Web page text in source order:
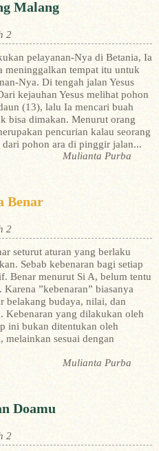
Malang
2
pelayanan-Nya di Betania, Ia
meninggalkan tempat itu untuk
Nya. Di tengah jalan Yesus
kejauhan Yesus melihat pohon
(13), lalu Ia mencari buah
bisa dimakan. Menurut orang
pencurian kalau seorang
pohon ara di pinggir jalan...
Mulianta Purba
Benar
2
seturut aturan yang berlaku
Sebab kebenaran bagi setiap
Benar menurut Si A, belum tentu
”kebenaran” biasanya
belakang budaya, nilai, dan
Kebenaran yang dilakukan oleh
ini bukan ditentukan oleh
melainkan sesuai dengan
Mulianta Purba
Doamu
2